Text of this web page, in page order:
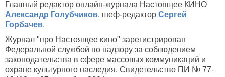
Главный редактор онлайн-журнала Настоящее КИНО
Александр Голубчиков, шеф-редактор Сергей
Горбачев.
Журнал "про Настоящее кино" зарегистрирован
Федеральной службой по надзору за соблюдением
законодательства в сфере массовых коммуникаций и
охране культурного наследия. Свидетельство ПИ № 77-